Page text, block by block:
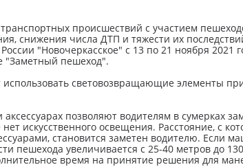
происшествий с участием
снижения числа ДТП и тяжести их
"Новочеркасское" с 13 по 21 ноября 2021
"Заметный пешеход".
световозвращающие элементы
позволяют водителям в сумерках
искусственного освещения. Расстояние, с
становится заметен водителю. Если
пешехода увеличивается с 25-40 метров до
время на принятие решения для